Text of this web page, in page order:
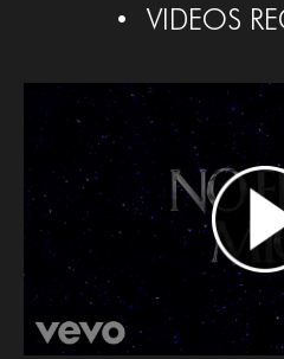
VIDEOS